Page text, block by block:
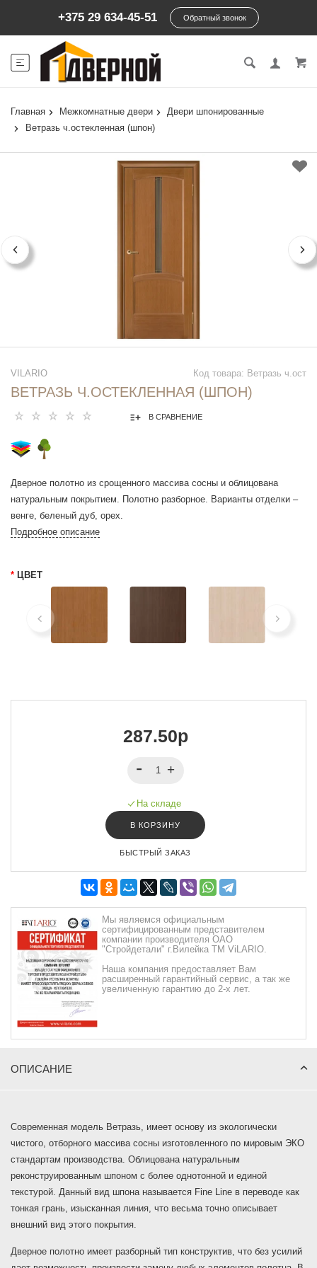
+375 29 634-45-51 Обратный звонок
Главная Межкомнатные двери
Двери шпонированные
Ветразь ч.остекленная (шпон)
Код товара: Ветразь ч.ост
VILARIO
ВЕТРАЗЬ Ч.ОСТЕКЛЕННАЯ (ШПОН)
В СРАВНЕНИЕ
Дверное полотно из срощенного массива сосны и облицована
натуральным покрытием. Полотно разборное. Варианты отделки –
венге, беленый дуб, орех.
Подробное описание
* ЦВЕТ
287.50р
На складе
В КОРЗИНУ
БЫСТРЫЙ ЗАКАЗ
Мы являемся официальным
сертифицированным представителем
компании производителя ОАО
"Стройдетали" г.Вилейка ТМ ViLARIO.
Наша компания предоставляет Вам
расширенный гарантийный сервис, а так же
увеличенную гарантию до 2-х лет.
ОПИСАНИЕ
Современная модель Ветразь, имеет основу из экологически
чистого, отборного массива сосны изготовленного по мировым ЭКО
стандартам производства. Облицована натуральным
реконструированным шпоном с более однотонной и единой
текстурой. Данный вид шпона называется Fine Line в переводе как
тонкая грань, изысканная линия, что весьма точно описывает
внешний вид этого покрытия.
Дверное полотно имеет разборный тип конструктив, что без усилий